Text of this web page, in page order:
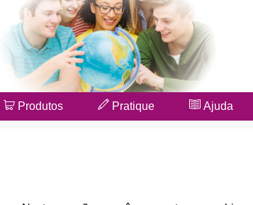
Produtos Pratique Ajuda